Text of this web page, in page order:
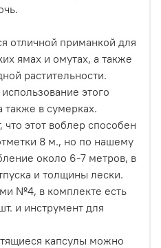
отличной приманкой для
ямах и омутах, а также
растительности.
этого
также в сумерках.
что этот воблер способен
8 м., но по нашему
около 6-7 метров, в
и толщины лески.
№4, в комплекте есть
и инструмент для
капсулы можно